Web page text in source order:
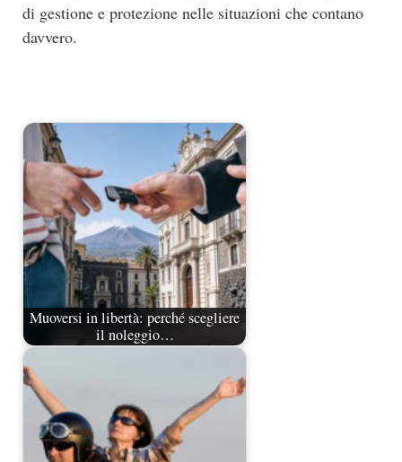
di gestione e protezione nelle situazioni che contano
davvero.
Muoversi in libertà: perché scegliere
il noleggio…